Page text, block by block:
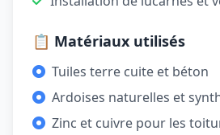
📋 Matériaux utilisés
Tuiles terre cuite et béton
Ardoises naturelles et
Zinc et cuivre pour les